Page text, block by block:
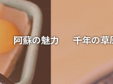
阿蘇の魅力 千年の草